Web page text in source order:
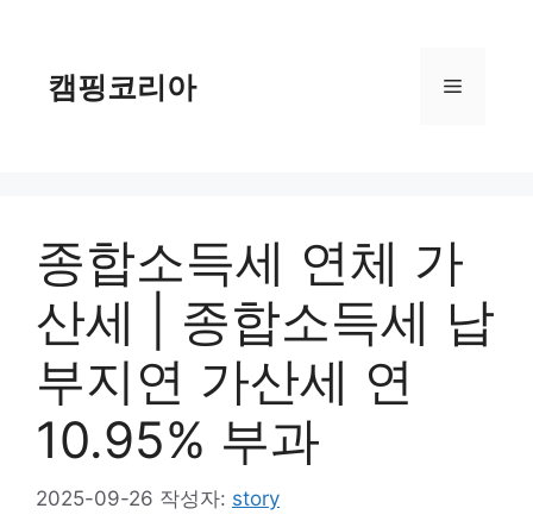
캠핑코리아 메
종합소득세 연체 가
산세 | 종합소득세 납
부지연 가산세 연
10.95% 부과
2025-09-26 작성자: story